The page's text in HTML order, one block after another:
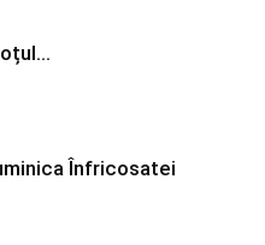
Înfricosatei